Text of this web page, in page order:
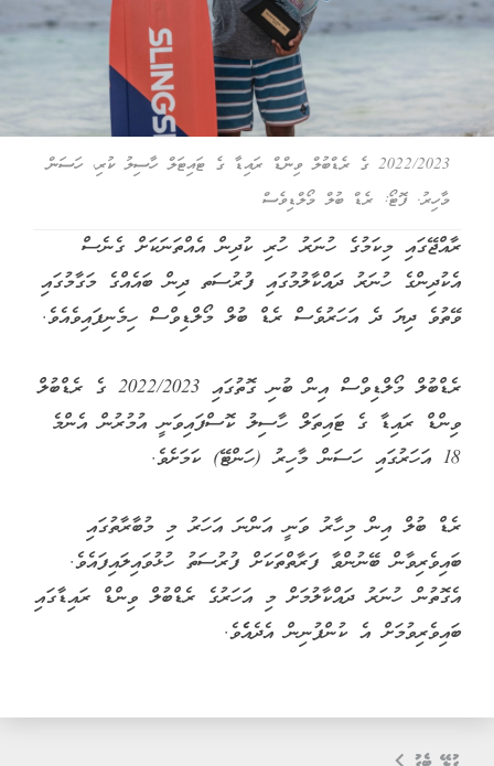
2022/2023 ގެ ރެޑްބުލް ވިންޑް ރައިޑާ ގެ ޓައިޓަލް ހާސިލު ކުރި، ހަސަން
މާހިރު. ފޮޓޯ: ރެޑް ބުލް މޯލްޑިވެސް
ރާއްޖޭގައި މިކަމުގެ ހުނަރު ހުރި ކުދިން އެއްތަނަކަށް ގެނެސް
އެކުދިންގެ ހުނަރު ދައްކާލުމުގައި ފުރުސަތ ދިން ބައެއްގެ މަގާމުގައި
ވޭތުވެ ދިޔަ ދެ އަހަރުވެސް ރެޑް ބުލް މޯލްޑިވްސް ހިމެނިފައިވެއެވެ.
ރެޑްބުލް މޯލްޑިވްސް އިން ބުނި ގޮތުގައި 2022/2023 ގެ ރެޑްބުލް
ވިންޑް ރައިޑާ ގެ ޓައިތަލް ހާސިލު ކޮސްފައިވަނީ އުމުރުން އެންމެ
18 އަހަރުގައި ހަސަން މާހިރު (ހަންޓޭ) ކަމަށެވެ.
ރެޑް ބުލް އިން މިހާރު ވަނީ އަންނަ އަހަރު މި މުބާރާތުގައި
ބައިވެރިވާން ބޭނުންވާ ފަރާތްތަކަށް ފުރުސަތު ހުޅުވައިލައިފައެވެ.
އެގޮތުން ހުނަރު ދައްކާލުމަށް މި އަހަރުގެ ރެޑްބުލް ވިންޑް ރައިޑާގައި
ބައިވެރިވުމަށް އެ ކުންފުނިން އެދެއެެވެ.